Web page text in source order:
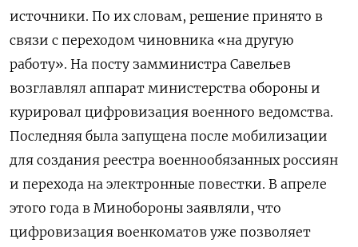
источники. По их словам, решение принято в
связи с переходом чиновника «на другую
работу». На посту замминистра Савельев
возглавлял аппарат министерства обороны и
курировал цифровизация военного ведомства.
Последняя была запущена после мобилизации
для создания реестра военнообязанных россиян
и перехода на электронные повестки. В апреле
этого года в Минобороны заявляли, что
цифровизация военкоматов уже позволяет